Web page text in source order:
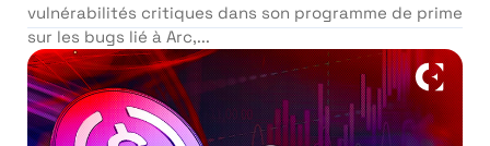
vulnérabilités critiques dans son programme de prime
sur les bugs lié à Arc,...